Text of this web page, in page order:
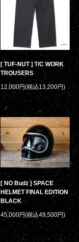
[ TUF-NUT ] T/C WORK
TROUSERS
12,000円(税込13,200円)
[ NO Budz ] SPACE
HELMET FINAL EDITION
BLACK
45,000円(税込49,500円)